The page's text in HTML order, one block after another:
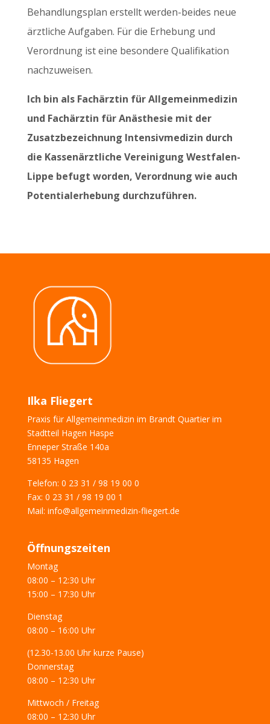
Behandlungsplan erstellt werden-beides neue
ärztliche Aufgaben. Für die Erhebung und
Verordnung ist eine besondere Qualifikation
nachzuweisen.
Ich bin als Fachärztin für Allgemeinmedizin
und Fachärztin für Anästhesie mit der
Zusatzbezeichnung Intensivmedizin durch
die Kassenärztliche Vereinigung Westfalen-
Lippe befugt worden, Verordnung wie auch
Potentialerhebung durchzuführen.
Ilka Fliegert
Praxis für Allgemeinmedizin im Brandt Quartier im
Stadtteil Hagen Haspe
Enneper Straße 140a
58135 Hagen
Telefon: 0 23 31 / 98 19 00 0
Fax: 0 23 31 / 98 19 00 1
Mail: info@allgemeinmedizin-fliegert.de
Öffnungszeiten
Montag
08:00 – 12:30 Uhr
15:00 – 17:30 Uhr
Dienstag
08:00 – 16:00 Uhr
(12.30-13.00 Uhr kurze Pause)
Donnerstag
08:00 – 12:30 Uhr
Mittwoch / Freitag
08:00 – 12:30 Uhr